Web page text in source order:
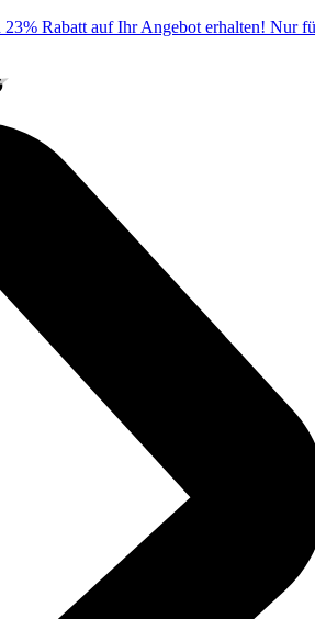
23% Rabatt auf Ihr Angebot erhalten! Nur